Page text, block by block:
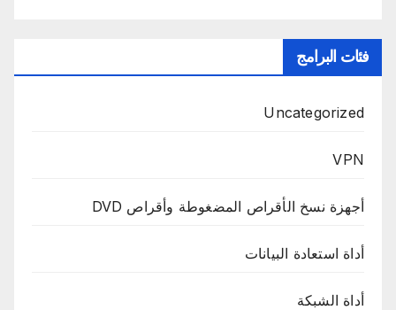
فئات البرامج
Uncategorized
VPN
أجهزة نسخ الأقراص المضغوطة وأقراص DVD
أداة استعادة البيانات
أداة الشبكة